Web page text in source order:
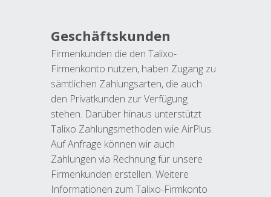
Geschäftskunden
Firmenkunden die den Talixo-
Firmenkonto nutzen, haben Zugang zu
sämtlichen Zahlungsarten, die auch
den Privatkunden zur Verfügung
stehen. Darüber hinaus unterstützt
Talixo Zahlungsmethoden wie AirPlus.
Auf Anfrage können wir auch
Zahlungen via Rechnung für unsere
Firmenkunden erstellen. Weitere
Informationen zum Talixo-Firmkonto